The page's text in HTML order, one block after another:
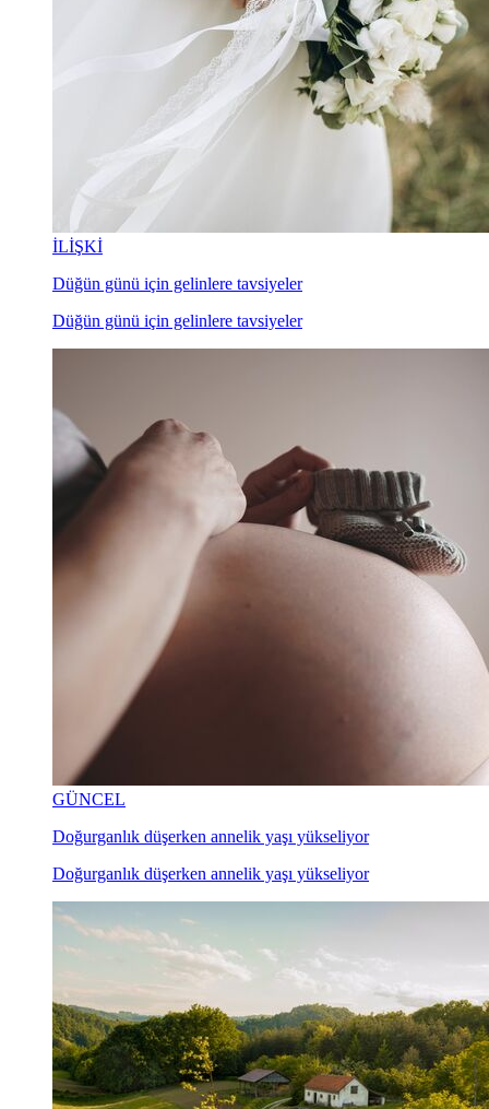
İLİŞKİ
Düğün günü için gelinlere tavsiyeler
Düğün günü için gelinlere tavsiyeler
GÜNCEL
Doğurganlık düşerken annelik yaşı yükseliyor
Doğurganlık düşerken annelik yaşı yükseliyor